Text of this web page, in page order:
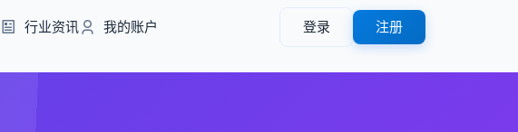
行业资讯 我的账户 登录 注册